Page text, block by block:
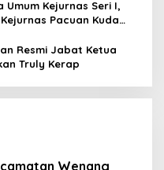
Umum Kejurnas Seri I,
Pacuan Kuda
Resmi Jabat Ketua
Truly Kerap
Wenang